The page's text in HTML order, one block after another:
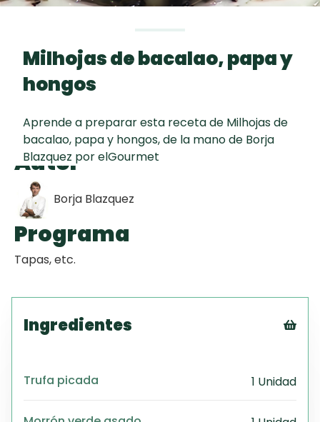
Chocolate
Red Velvet
Milhojas de bacalao, papa y
hongos
Aprende a preparar esta receta de Milhojas de
bacalao, papa y hongos, de la mano de Borja
Blazquez por elGourmet
Autor
Borja Blazquez
Programa
Tapas, etc.
Ingredientes
Trufa picada 1 Unidad